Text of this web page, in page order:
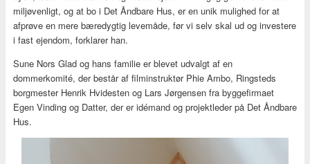
miljøvenligt, og at bo i Det Åndbare Hus, er en unik mulighed for at
afprøve en mere bæredygtig levemåde, før vi selv skal ud og investere
i fast ejendom, forklarer han.
Sune Nors Glad og hans familie er blevet udvalgt af en
dommerkomité, der består af filminstruktør Phie Ambo, Ringsteds
borgmester Henrik Hvidesten og Lars Jørgensen fra byggefirmaet
Egen Vinding og Datter, der er idémand og projektleder på Det Åndbare
Hus.